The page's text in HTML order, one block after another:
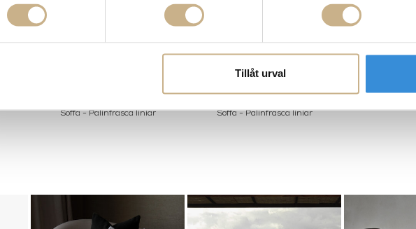
Tillåt urval
Soffa - Palinfrasca liniar Soffa - Palinfrasca liniar